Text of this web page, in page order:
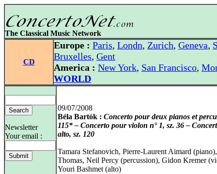
The Classical Music Network
CD
Europe : Paris, Londn, Zurich, Geneva,
Bruxelles, Gent
America : New York, San Francisco,
WORLD
Newsletter
Your email :
09/07/2008
Béla Bartók : Concerto pour deux pianos et
115* – Concerto pour violon n° 1, sz. 36 –
alto, sz. 120
Tamara Stefanovich, Pierre-Laurent Aimard
Thomas, Neil Percy (percussion), Gidon Kremer
Youri Bashmet (alto)